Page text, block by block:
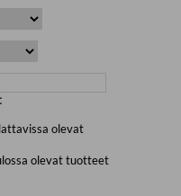
olevat
olevat tuotteet